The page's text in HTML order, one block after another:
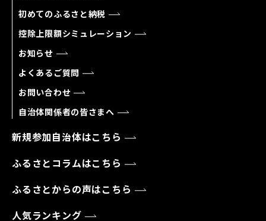
初めてのふるさと納税
控除上限額シミュレーション
お知らせ
よくあるご質問
お問い合わせ
自治体関係者の皆さまへ
新規参加自治体はこちら
ふるさとコラムはこちら
ふるさとからの声はこちら
人気ランキング